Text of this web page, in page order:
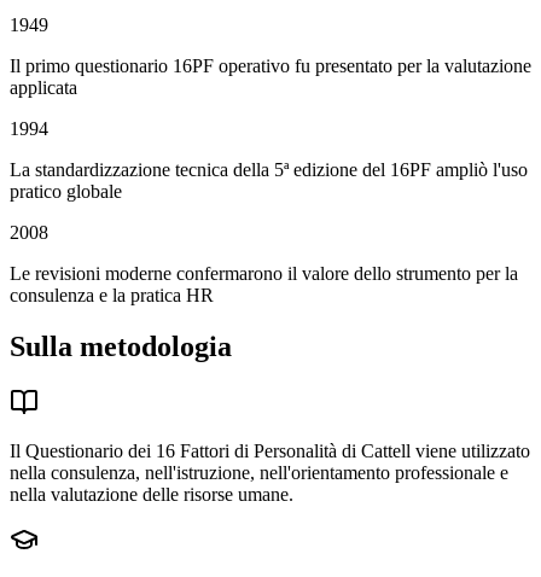
1949
Il primo questionario 16PF operativo fu presentato per la valutazione
applicata
1994
La standardizzazione tecnica della 5ª edizione del 16PF ampliò l'uso
pratico globale
2008
Le revisioni moderne confermarono il valore dello strumento per la
consulenza e la pratica HR
Sulla metodologia
Il Questionario dei 16 Fattori di Personalità di Cattell viene utilizzato
nella consulenza, nell'istruzione, nell'orientamento professionale e
nella valutazione delle risorse umane.